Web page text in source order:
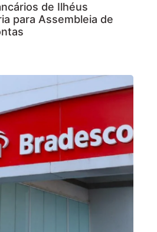
de Ilhéus
para Assembleia de